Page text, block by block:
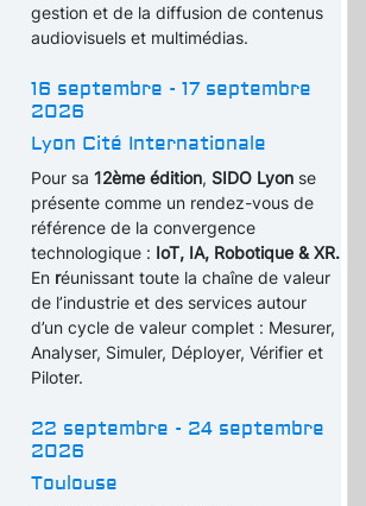
gestion et de la diffusion de contenus
audiovisuels et multimédias.
16 septembre - 17 septembre
2026
Lyon Cité Internationale
Pour sa12ème édition, SIDO Lyon se
présente comme un rendez-vous de
référence de la convergence
technologique : IoT, IA, Robotique & XR.
En réunissant toute la chaîne de valeur
de l’industrie et des services autour
d’un cycle de valeur complet : Mesurer,
Analyser, Simuler, Déployer, Vérifier et
Piloter.
22 septembre - 24 septembre
2026
Toulouse